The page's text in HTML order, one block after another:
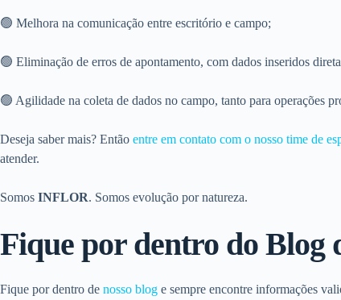
🟢 Melhora na comunicação entre escritório e campo;
🟢 Eliminação de erros de apontamento, com dados inseridos
🟢 Agilidade na coleta de dados no campo, tanto para operações
Deseja saber mais? Então entre em contato com o nosso time de
atender.
Somos INFLOR. Somos evolução por natureza.
Fique por dentro do
Fique por dentro de nosso blog e sempre encontre informações